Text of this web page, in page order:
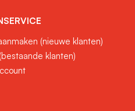
(nieuwe klanten)
klanten)